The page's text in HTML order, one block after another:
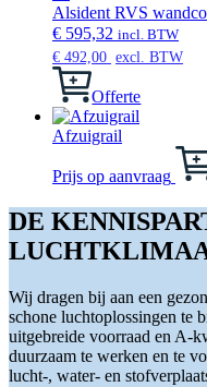
variaties.
Deze
optie
kan
gekozen
worden
op
de
productpagina
Alsident RVS
€ 595,32 incl. BTW
€ 492,00 excl. BTW
Offerte
Afzuigrail
Prijs op aanvraag
DE
Wij dragen bij aan een
schone luchtoplossingen te
uitgebreide voorraad en A-
duurzaam te werken en te
lucht-, water- en